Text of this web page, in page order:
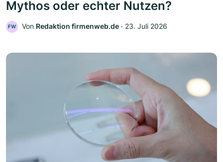
Mythos oder echter Nutzen?
FW Von Redaktion firmenweb.de ‧ 23. Juli 2026